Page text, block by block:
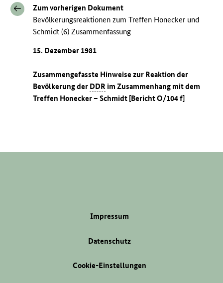
Zum vorherigen Dokument
Bevölkerungsreaktionen zum Treffen Honecker und
Schmidt (6) Zusammenfassung
15. Dezember 1981
Zusammengefasste Hinweise zur Reaktion der
Bevölkerung der DDR im Zusammenhang mit dem
Treffen Honecker – Schmidt [Bericht O/104 f]
Impressum
Datenschutz
Cookie-Einstellungen